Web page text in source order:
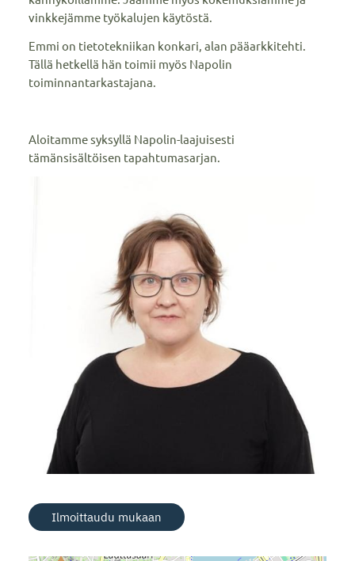
vinkkejämme työkalujen käytöstä.
Emmi on tietotekniikan konkari, alan pääarkkitehti.
Tällä hetkellä hän toimii myös Napolin
toiminnantarkastajana.
Aloitamme syksyllä Napolin-laajuisesti
tämänsisältöisen tapahtumasarjan.
Ilmoittaudu mukaan